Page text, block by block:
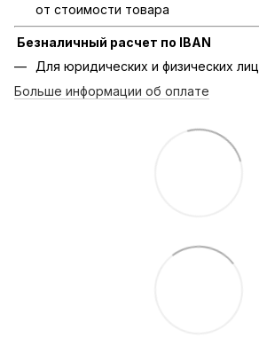
от стоимости товара
Безналичный расчет по IBAN
Для юридических и физических лиц
Больше информации об оплате